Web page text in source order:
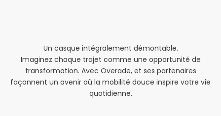
Un casque intégralement démontable.
Imaginez chaque trajet comme une opportunité de
transformation. Avec Overade, et ses partenaires
façonnent un avenir où la mobilité douce inspire votre vie
quotidienne.